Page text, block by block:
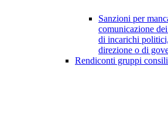
Sanzioni per
comunicazione
di incarichi
direzione o di
Rendiconti gruppi